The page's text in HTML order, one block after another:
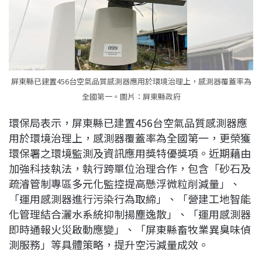
屏東縣已建置456台空氣品質感測器應用於環境治理上，感測器覆蓋率為
全國第一。圖片：屏東縣政府
環保局表示，屏東縣已建置456台空氣品質感測器應
用於環境治理上，感測器覆蓋率為全國第一，更榮獲
環保署之環境監測及資訊應用獎特優獎項。近期藉由
加強科技執法，執行跨單位治理合作，包含「砂石及
疏濬管制專區多元化監控提高懸浮微粒削減量」、
「運用感測器進行污染行為取締」、「營建工地智能
化管理結合灑水系統抑制揚塵逸散」、「運用感測器
即時通報火災啟動應變」、「屏東縣畜牧業異臭味偵
測服務」等具體策略，提升空污減量成效。